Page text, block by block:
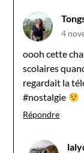
4
oooh cette
scolaires
regardait la
#nostalgie
Répondre